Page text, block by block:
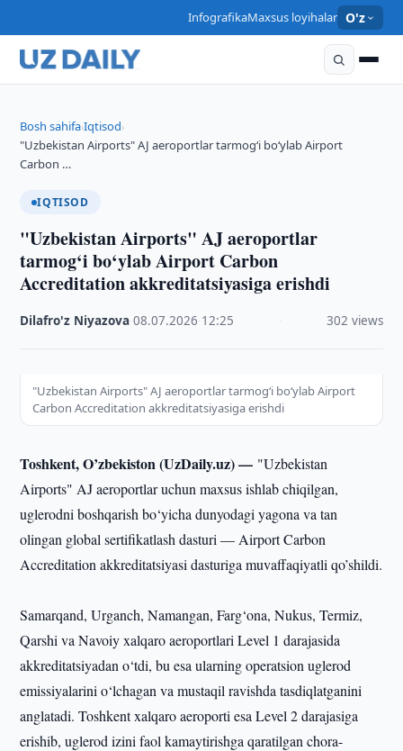
InfografikaMaxsus loyihalar O'z
Bosh sahifa›Iqtisod›
"Uzbekistan Airports" AJ aeroportlar tarmog‘i bo‘ylab Airport
Carbon …
IQTISOD
"Uzbekistan Airports" AJ aeroportlar
tarmog‘i bo‘ylab Airport Carbon
Accreditation akkreditatsiyasiga erishdi
Dilafro'z Niyazova ·08.07.2026 12:25 302 views
"Uzbekistan Airports" AJ aeroportlar tarmog‘i bo‘ylab Airport
Carbon Accreditation akkreditatsiyasiga erishdi
Toshkent, O’zbekiston (UzDaily.uz) — "Uzbekistan
Airports" AJ aeroportlar uchun maxsus ishlab chiqilgan,
uglerodni boshqarish bo‘yicha dunyodagi yagona va tan
olingan global sertifikatlash dasturi — Airport Carbon
Accreditation akkreditatsiyasi dasturiga muvaffaqiyatli qo’shildi.
Samarqand, Urganch, Namangan, Farg‘ona, Nukus, Termiz,
Qarshi va Navoiy xalqaro aeroportlari Level 1 darajasida
akkreditatsiyadan o‘tdi, bu esa ularning operatsion uglerod
emissiyalarini o‘lchagan va mustaqil ravishda tasdiqlatganini
anglatadi. Toshkent xalqaro aeroporti esa Level 2 darajasiga
erishib, uglerod izini faol kamaytirishga qaratilgan chora-